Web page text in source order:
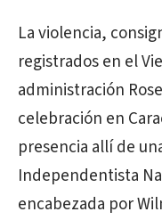
La violencia,
registrados en el
administración
celebración en
presencia allí de
Independentista
encabezada por